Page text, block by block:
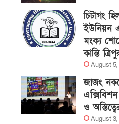
চিটাগং
ইউনিয়ন
মংক্য
কান্তি
August
জাজং
ও
August